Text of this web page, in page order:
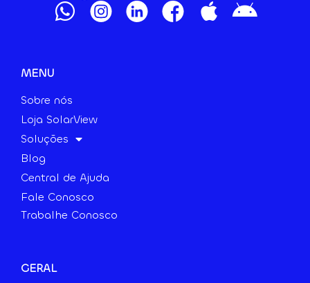
MENU
Sobre nós
Loja SolarView
Soluções
Blog
Central de Ajuda
Fale Conosco
Trabalhe Conosco
GERAL